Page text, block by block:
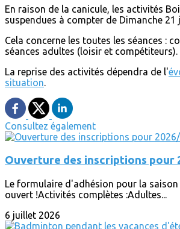
En raison de la canicule, les activités
suspendues à compter de Dimanche 21
Cela concerne les toutes les séances :
séances adultes (loisir et compétiteurs).
La reprise des activités dépendra de l'
situation.
Consultez également
Ouverture des inscriptions pour
Le formulaire d'adhésion pour la
ouvert !Activités complètes :Adultes...
6 juillet 2026